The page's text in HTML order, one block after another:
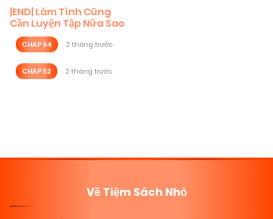
|END| Làm Tình Cũng
Cần Luyện Tập Nữa Sao
CHAP 54 2 tháng trước
CHAP 52 2 tháng trước
Về Tiệm Sách Nhỏ